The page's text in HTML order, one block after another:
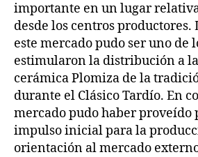
importante en un lugar
desde los centros productores.
este mercado pudo ser uno de
estimularon la distribución a
cerámica Plomiza de la
durante el Clásico Tardío. En
mercado pudo haber proveído
impulso inicial para la
orientación al mercado